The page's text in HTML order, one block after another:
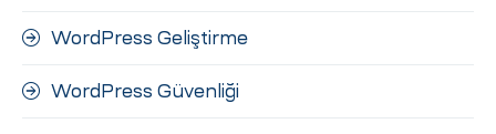
WordPress Geliştirme
WordPress Güvenliği